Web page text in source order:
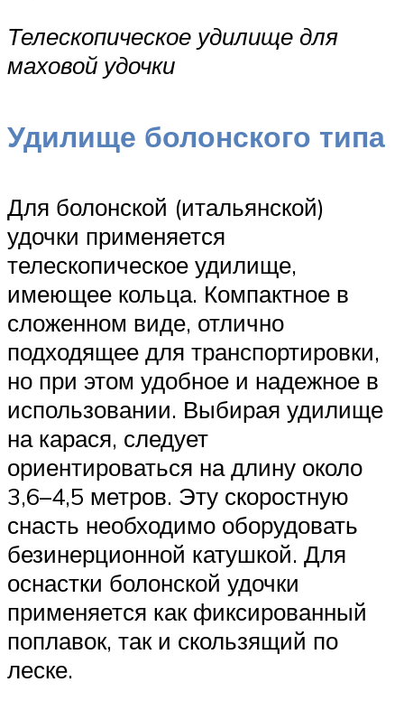
Телескопическое удилище для
маховой удочки
Удилище болонского типа
Для болонской (итальянской)
удочки применяется
телескопическое удилище,
имеющее кольца. Компактное в
сложенном виде, отлично
подходящее для транспортировки,
но при этом удобное и надежное в
использовании. Выбирая удилище
на карася, следует
ориентироваться на длину около
3,6–4,5 метров. Эту скоростную
снасть необходимо оборудовать
безинерционной катушкой. Для
оснастки болонской удочки
применяется как фиксированный
поплавок, так и скользящий по
леске.